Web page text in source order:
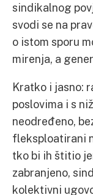
sindikalnog
svodi se na
o istom sporu
mirenja, a
Kratko i jasno:
poslovima i s
neodređeno,
fleksploatirani
tko bi ih štitio
zabranjeno,
kolektivni